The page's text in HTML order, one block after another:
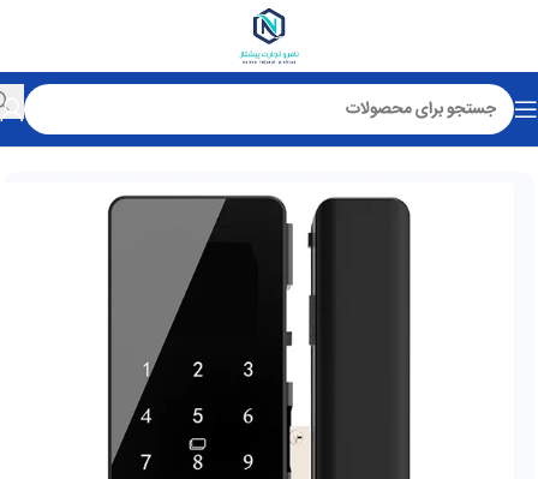
خانه قفل هوشمند آپارتمانی